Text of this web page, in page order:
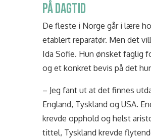
PÅ DAGTID
De fleste i Norge går i lære
etablert reparatør. Men det
Ida Sofie. Hun ønsket faglig
og et konkret bevis på det
– Jeg fant ut at det finnes
England, Tyskland og USA.
krevde opphold og helst
tittel, Tyskland krevde